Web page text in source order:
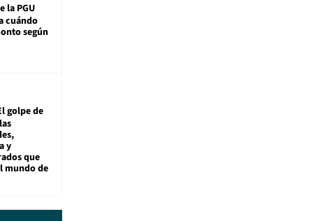
la PGU
cuándo
según
golpe de
y
que
mundo de